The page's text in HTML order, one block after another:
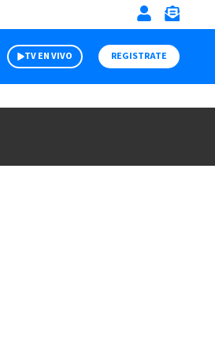
TV EN VIVO REGISTRATE